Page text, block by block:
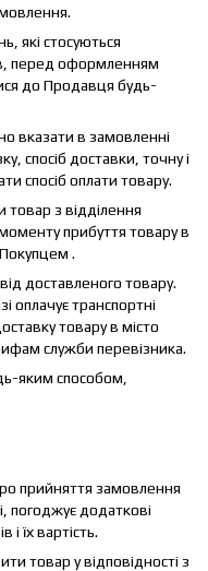
які стосуються
перед оформленням
до Продавця будь-
вказати в замовленні
спосіб доставки, точну і
спосіб оплати товару.
товар з відділення
прибуття товару в
.
доставленого товару.
оплачує транспортні
товару в місто
служби перевізника.
яким способом,
прийняття замовлення
погоджує додаткові
їх вартість.
товар у відповідності з